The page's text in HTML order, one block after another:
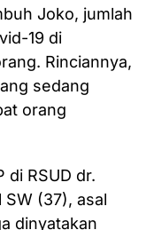
Joko, jumlah
19 di
Rinciannya,
sedang
orang
di RSUD dr.
(37), asal
dinyatakan